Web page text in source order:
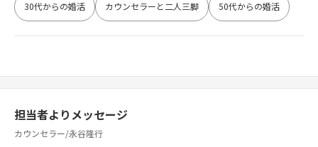
30代からの婚活 カウンセラーと二人三脚 50代からの婚活
担当者よりメッセージ
カウンセラー/永谷隆行